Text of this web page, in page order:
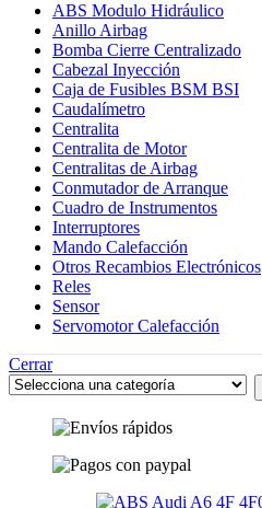
ABS Modulo Hidráulico
Anillo Airbag
Bomba Cierre Centralizado
Cabezal Inyección
Caja de Fusibles BSM BSI
Caudalímetro
Centralita
Centralita de Motor
Centralitas de Airbag
Conmutador de Arranque
Cuadro de Instrumentos
Interruptores
Mando Calefacción
Otros Recambios Electrónicos
Reles
Sensor
Servomotor Calefacción
Cerrar
Selecciona
categoría